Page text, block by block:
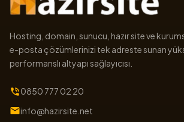
Hosting, domain, sunucu, hazır site ve
e-posta çözümlerinizi tek adreste sunan
performanslı altyapı sağlayıcısı.
0850 777 02 20
info@hazirsite.net